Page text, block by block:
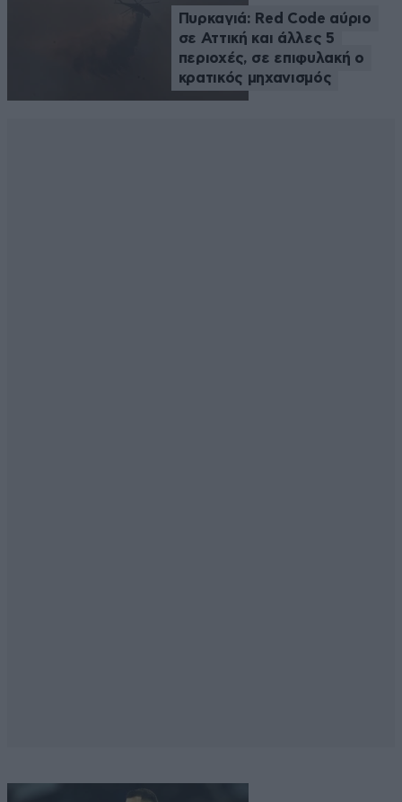
Πυρκαγιά: Red Code αύριο
σε Αττική και άλλες 5
περιοχές, σε επιφυλακή ο
κρατικός μηχανισμός